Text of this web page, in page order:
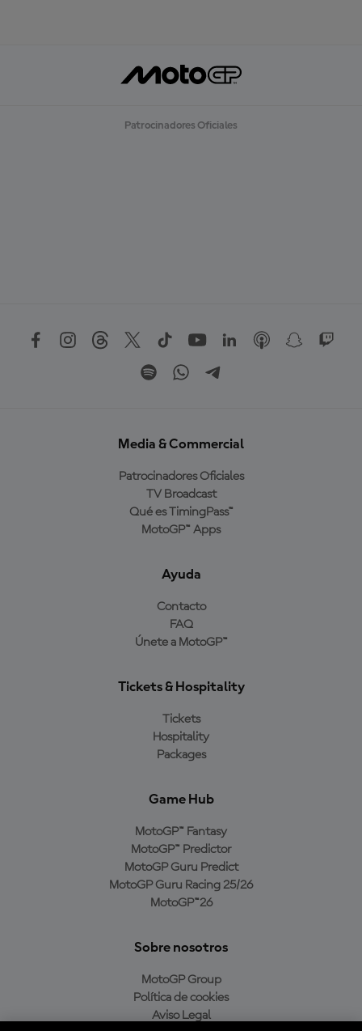
Patrocinadores Oficiales
Media & Commercial
Patrocinadores Oficiales
TV Broadcast
Qué es TimingPass™
MotoGP™ Apps
Ayuda
Contacto
FAQ
Únete a MotoGP™
Tickets & Hospitality
Tickets
Hospitality
Packages
Game Hub
MotoGP™ Fantasy
MotoGP™ Predictor
MotoGP Guru Predict
MotoGP Guru Racing 25/26
MotoGP™26
Sobre nosotros
MotoGP Group
Política de cookies
Aviso Legal